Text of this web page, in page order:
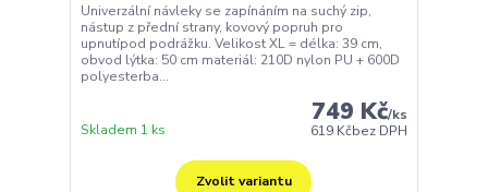
Univerzální návleky se zapínáním na suchý zip,
nástup z přední strany, kovový popruh pro
upnutípod podrážku. Velikost XL = délka: 39 cm,
obvod lýtka: 50 cm materiál: 210D nylon PU + 600D
polyesterba...
749 Kč/ks
619 Kčbez DPH
Skladem 1 ks
Zvolit variantu